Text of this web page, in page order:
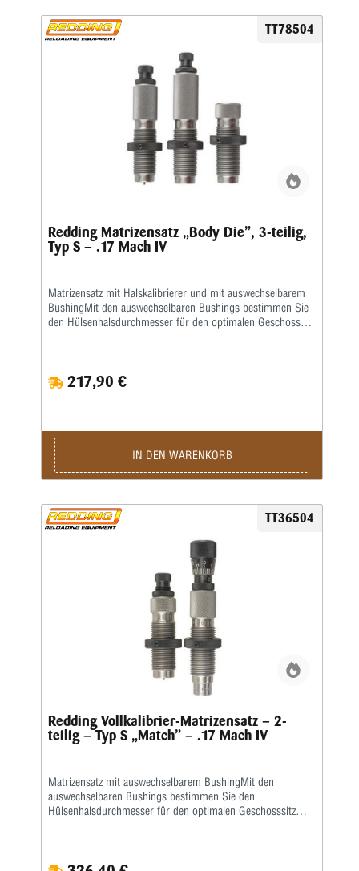
wasserlöslichen Kalibrierfett (kein Graphit!) zu fetten, um
das Hülsenmaterial zu schonen.Die Matrizen werden
komplett mit Ausstoßer und Gewinderingen in einer stabilen
Kunststoffbox geliefert.Den passenden Hülsenhalter ordern
Sie bitte immer separat.
TT78504
Redding Matrizensatz „Body Die”, 3-teilig,
Typ S – .17 Mach IV
Matrizensatz mit Halskalibrierer und mit auswechselbarem
BushingMit den auswechselbaren Bushings bestimmen Sie
den Hülsenhalsdurchmesser für den optimalen Geschosssitz
Body Die- Standard-SetzmatrizeDie Bushings sind nicht im
Satz enthalten, bitte extra ordern.
217,90 €
IN DEN WARENKORB
TT36504
Redding Vollkalibrier-Matrizensatz – 2-
teilig – Typ S „Match” – .17 Mach IV
Matrizensatz mit auswechselbarem BushingMit den
auswechselbaren Bushings bestimmen Sie den
Hülsenhalsdurchmesser für den optimalen Geschosssitz